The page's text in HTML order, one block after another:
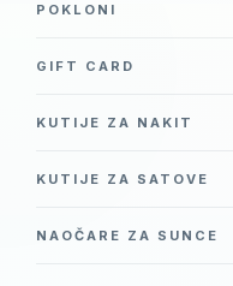
POKLONI
GIFT CARD
KUTIJE ZA NAKIT
KUTIJE ZA SATOVE
NAOČARE ZA SUNCE